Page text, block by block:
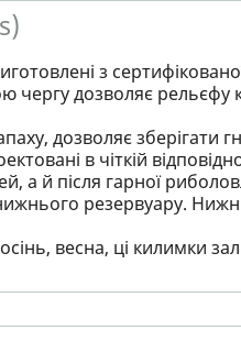
з
дозволяє рельєфу
дозволяє зберігати
в чіткій
а й після гарної
резервуару.
весна, ці килимки